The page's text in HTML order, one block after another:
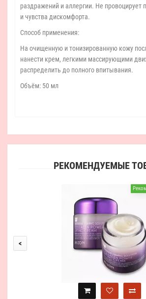
раздражений и аллергии. Не провоцирует
и чувства дискомфорта.
Способ применения:
На очищенную и тонизированную кожу
нанести крем, легкими массирующими
распределить до полного впитывания.
Объём: 50 мл
РЕКОМЕНДУЕМЫЕ
<